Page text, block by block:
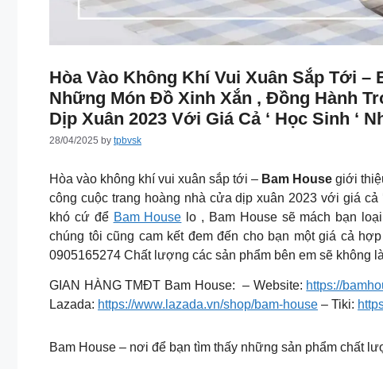
Hòa Vào Không Khí Vui Xuân Sắp Tới –
Những Món Đồ Xinh Xắn , Đồng Hành
Dịp Xuân 2023 Với Giá Cả ‘ Học Sinh ‘
28/04/2025 by tpbvsk
Hòa vào không khí vui xuân sắp tới – Bam House giới
công cuộc trang hoàng nhà cửa dịp xuân 2023 với giá cả
khó cứ để Bam House lo , Bam House sẽ mách bạn
chúng tôi cũng cam kết đem đến cho bạn một giá cả
0905165274 Chất lượng các sản phẩm bên em sẽ không
GIAN HÀNG TMĐT Bam House: – Website: https://
Lazada: https://www.lazada.vn/shop/bam-house – Tiki:
Bam House – nơi để bạn tìm thấy những sản phẩm chất